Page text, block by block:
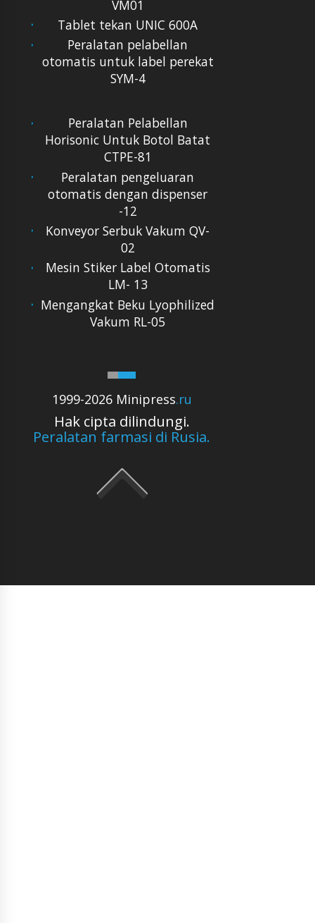
VM01
Tablet tekan UNIC 600A
Peralatan pelabellan
otomatis untuk label perekat
SYM-4
1999-2026 Minipress.ru
Hak cipta dilindungi.
Peralatan farmasi di Rusia.
Peralatan Pelabellan
Horisonic Untuk Botol Batat
CTPE-81
Peralatan pengeluaran
otomatis dengan dispenser
-12
Konveyor Serbuk Vakum QV-
02
Mesin Stiker Label Otomatis
LM- 13
Mengangkat Beku Lyophilized
Vakum RL-05